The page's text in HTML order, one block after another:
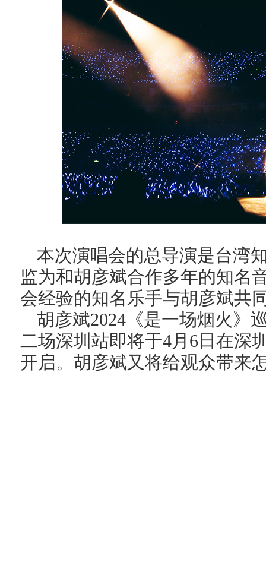
本次演唱会的总导演是台湾
监为和胡彦斌合作多年的知名
会经验的知名乐手与胡彦斌共
胡彦斌2024《是一场烟火》
二场深圳站即将于4月6日在深
开启。胡彦斌又将给观众带来